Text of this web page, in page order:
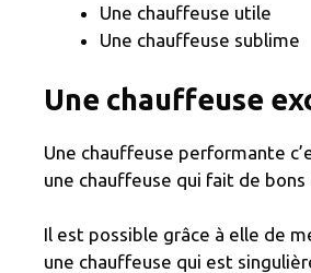
Une chauffeuse utile
Une chauffeuse sublime
Une chauffeuse
Une chauffeuse performante
une chauffeuse qui fait de bons
Il est possible grâce à elle de
une chauffeuse qui est